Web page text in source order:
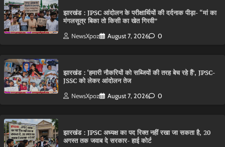
झारखंड : JPSC आंदोलन के परीक्षार्थियों की दर्दनाक पीड़ा- “मां का
मंगलसूत्र बिका तो किसी का खेत गिरवी”
NewsXpoz August 7, 2026 0
झारखंड : ‘हमारी नौकरियों को सब्जियों की तरह बेच रहे हैं’, JPSC-
JSSC को लेकर आंदोलन तेज
NewsXpoz August 7, 2026 0
झारखंड : JPSC अध्यक्ष का पद रिक्त नहीं रखा जा सकता है, 20
अगस्त तक जवाब दे सरकार- हाई कोर्ट